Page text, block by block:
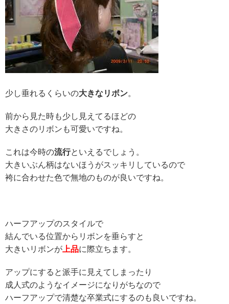
少し垂れるくらいの大きなリボン。
前から見た時も少し見えてるほどの
大きさのリボンも可愛いですね。
これは今時の流行といえるでしょう。
大きいぶん柄はないほうがスッキリしているので
袴に合わせた色で無地のものが良いですね。
ハーフアップのスタイルで
結んでいる位置からリボンを垂らすと
大きいリボンが 上品に際立ちます。
アップにすると派手に見えてしまったり
成人式のようなイメージになりがちなので
ハーフアップで清楚な卒業式にするのも良いですね。